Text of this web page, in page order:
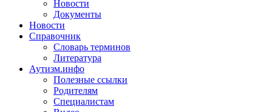
Новости
Документы
Новости
Справочник
Словарь терминов
Литература
Аутизм.инфо
Полезные ссылки
Родителям
Специалистам